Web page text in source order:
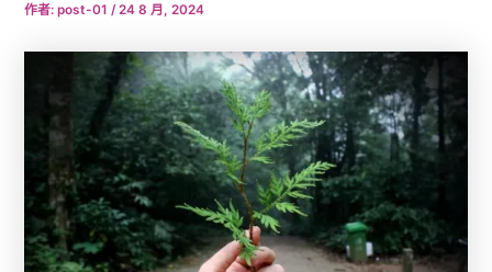
作者:post-01/24 8 月, 2024